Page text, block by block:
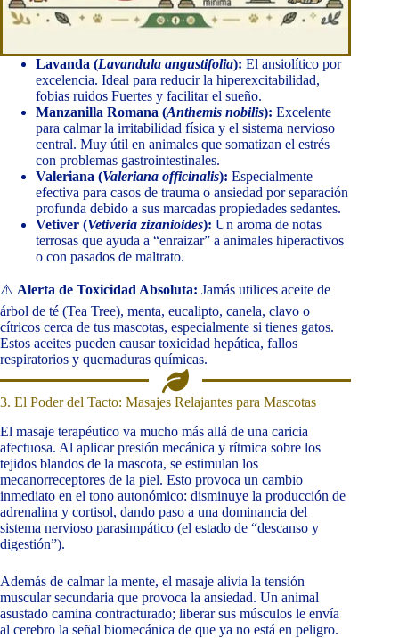
Lavanda (Lavandula angustifolia): El ansiolítico por
excelencia. Ideal para reducir la hiperexcitabilidad,
fobias ruidos Fuertes y facilitar el sueño.
Manzanilla Romana (Anthemis nobilis): Excelente
para calmar la irritabilidad física y el sistema nervioso
central. Muy útil en animales que somatizan el estrés
con problemas gastrointestinales.
Valeriana (Valeriana officinalis): Especialmente
efectiva para casos de trauma o ansiedad por separación
profunda debido a sus marcadas propiedades sedantes.
Vetiver (Vetiveria zizanioides): Un aroma de notas
terrosas que ayuda a “enraizar” a animales hiperactivos
o con pasados de maltrato.
⚠️ Alerta de Toxicidad Absoluta: Jamás utilices aceite de
árbol de té (Tea Tree), menta, eucalipto, canela, clavo o
cítricos cerca de tus mascotas, especialmente si tienes gatos.
Estos aceites pueden causar toxicidad hepática, fallos
respiratorios y quemaduras químicas.
3. El Poder del Tacto: Masajes Relajantes para Mascotas
El masaje terapéutico va mucho más allá de una caricia
afectuosa. Al aplicar presión mecánica y rítmica sobre los
tejidos blandos de la mascota, se estimulan los
mecanorreceptores de la piel. Esto provoca un cambio
inmediato en el tono autonómico: disminuye la producción de
adrenalina y cortisol, dando paso a una dominancia del
sistema nervioso parasimpático (el estado de “descanso y
digestión”).
Además de calmar la mente, el masaje alivia la tensión
muscular secundaria que provoca la ansiedad. Un animal
asustado camina contracturado; liberar sus músculos le envía
al cerebro la señal biomecánica de que ya no está en peligro.